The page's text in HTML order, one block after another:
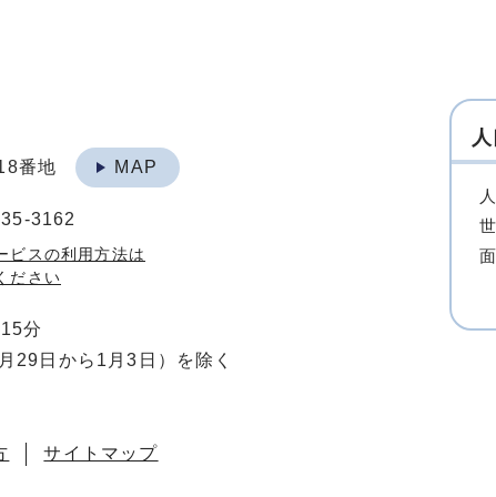
18番地 MAP
3162
ビスの利用方法は
ださい
分
29日から1月3日）を除く
サイトマップ